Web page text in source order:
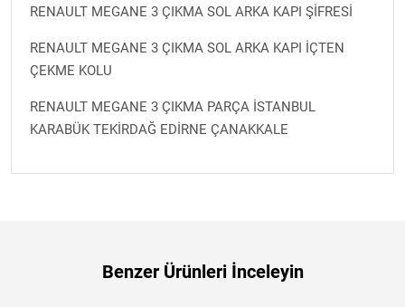
RENAULT MEGANE 3 ÇIKMA SOL ARKA KAPI ŞİFRESİ
RENAULT MEGANE 3 ÇIKMA SOL ARKA KAPI İÇTEN
ÇEKME KOLU
RENAULT MEGANE 3 ÇIKMA PARÇA İSTANBUL
KARABÜK TEKİRDAĞ EDİRNE ÇANAKKALE
Benzer Ürünleri İnceleyin